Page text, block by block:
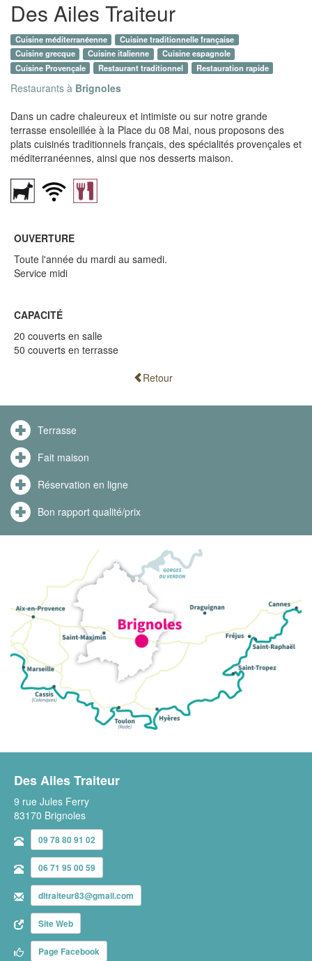
Des Ailes Traiteur
Cuisine méditerranéenne
Cuisine traditionnelle française
Cuisine grecque
Cuisine italienne
Cuisine espagnole
Cuisine Provençale
Restaurant traditionnel Restauration rapide
Restaurants à Brignoles
Dans un cadre chaleureux et intimiste ou sur notre grande
terrasse ensoleillée à la Place du 08 Mai, nous proposons des
plats cuisinés traditionnels français, des spécialités provençales et
méditerranéennes, ainsi que nos desserts maison.
OUVERTURE
Toute l'année du mardi au samedi.
Service midi
CAPACITÉ
20 couverts en salle
50 couverts en terrasse
Retour
Terrasse
Fait maison
Réservation en ligne
Bon rapport qualité/prix
Des Ailes Traiteur
9 rue Jules Ferry
83170 Brignoles
09 78 80 91 02
06 71 95 00 59
dltraiteur83@gmail.com
Site Web
Page Facebook